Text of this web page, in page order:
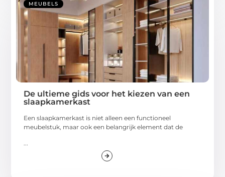
MEUBELS
De ultieme gids voor het kiezen van een
slaapkamerkast
Een slaapkamerkast is niet alleen een functioneel
meubelstuk, maar ook een belangrijk element dat de
...